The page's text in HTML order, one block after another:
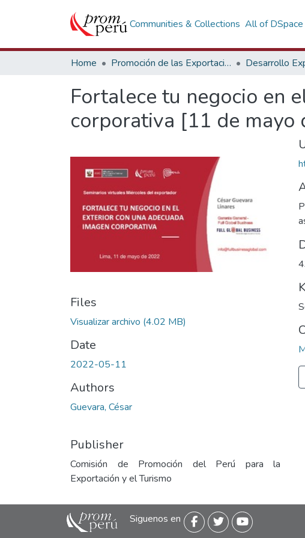
Communities & Collections All of DSpace
Home Promoción de las Exportaciones Desarrollo
Fortalece tu negocio en
corporativa [11 de mayo
Files
Visualizar archivo (4.02 MB)
Date
2022-05-11
Authors
Guevara, César
Publisher
Comisión de Promoción del Perú para la
Exportación y el Turismo
Siguenos en